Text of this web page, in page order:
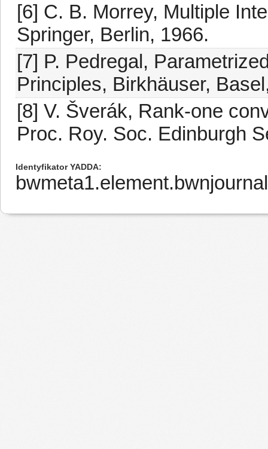
[6] C. B. Morrey, Multiple
Springer, Berlin, 1966.
[7] P. Pedregal,
Principles, Birkhäuser,
[8] V. Šverák, Rank-one
Proc. Roy. Soc. Edinburgh
Identyfikator YADDA